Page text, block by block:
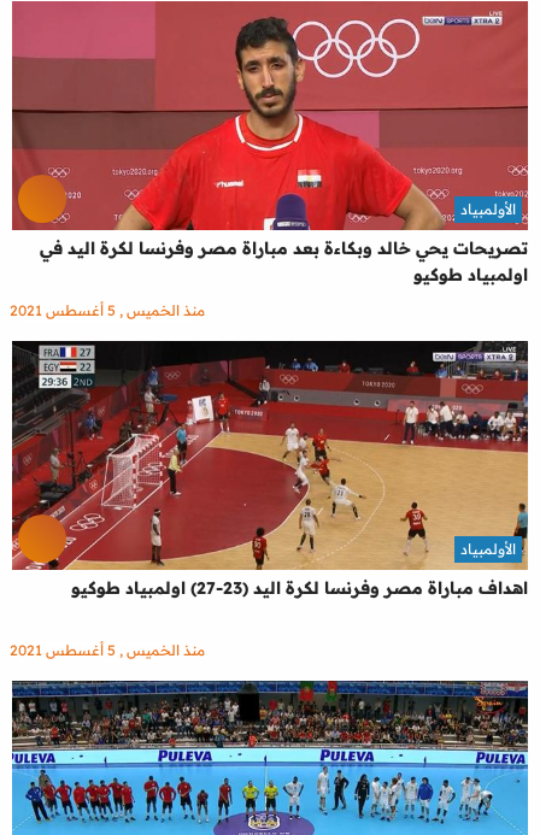
تصريحات يحي خالد وبكاءة بعد مباراة مصر وفرنسا لكرة اليد في
اولمبياد طوكيو
الأولمبياد
منذ الخميس , 5 أغسطس 2021
اهداف مباراة مصر وفرنسا لكرة اليد (23-27) اولمبياد طوكيو
الأولمبياد
منذ الخميس , 5 أغسطس 2021